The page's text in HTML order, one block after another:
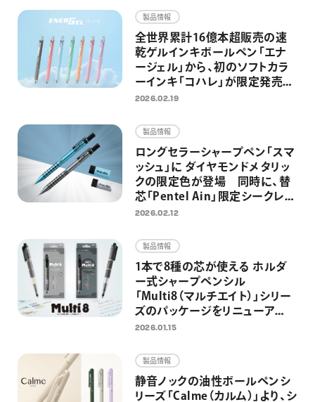
製品情報
全世界累計16億本超販売の速
乾ゲルインキボールペン「エナ
ージェル」から、初のソフトカラ
ーインキ「コハレ」が限定発売
穏やかな色合いのカラーインキ
2026.02.19
製品情報
ロングセラーシャープペン「スマ
ッシュ」に ダイヤモンドメタリッ
クの限定色が登場 同時に、替
芯「Pentel Ain」限定シークレッ
ト企画第2弾を実施
2026.02.12
製品情報
1本で8種の芯が使える ホルダ
ー式シャープペンシル
「Multi8（マルチエイト）」シリー
ズのパッケージをリニューア
ル AI時代もアナログ筆記を欠
めのマルチペンとして再訴求
2026.01.15
製品情報
静音ノックの油性ボールペンシ
リーズ「Calme（カルム）」より、シ